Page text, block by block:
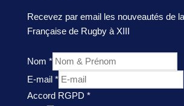
Recevez par email les nouveautés de
Française de Rugby à XIII
Nom *
E-mail *
Accord RGPD *